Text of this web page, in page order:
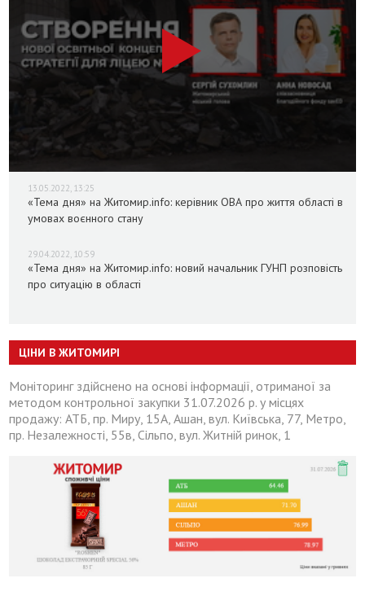
13.05.2022, 13:25
«Тема дня» на Житомир.info: керівник ОВА про життя області в
умовах воєнного стану
29.04.2022, 10:59
«Тема дня» на Житомир.info: новий начальник ГУНП розповість
про ситуацію в області
ЦІНИ В ЖИТОМИРІ
Моніторинг здійснено на основі інформації, отриманої за
методом контрольної закупки 31.07.2026 р. у місцях
продажу: АТБ, пр. Миру, 15А, Ашан, вул. Київська, 77, Метро,
пр. Незалежності, 55в, Сільпо, вул. Житній ринок, 1